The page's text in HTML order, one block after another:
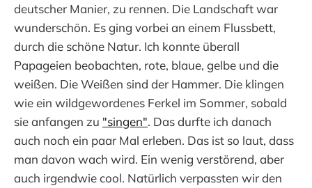
deutscher Manier, zu rennen. Die Landschaft war
wunderschön. Es ging vorbei an einem Flussbett,
durch die schöne Natur. Ich konnte überall
Papageien beobachten, rote, blaue, gelbe und die
weißen. Die Weißen sind der Hammer. Die klingen
wie ein wildgewordenes Ferkel im Sommer, sobald
sie anfangen zu "singen". Das durfte ich danach
auch noch ein paar Mal erleben. Das ist so laut, dass
man davon wach wird. Ein wenig verstörend, aber
auch irgendwie cool. Natürlich verpassten wir den